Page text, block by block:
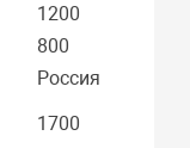
1200
800
Россия
1700